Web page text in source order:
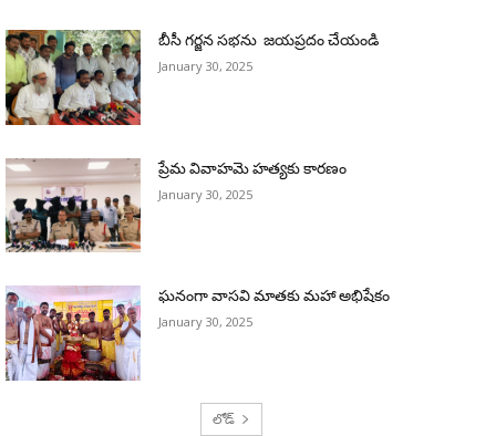
బీసీ గర్జన సభను జయప్రదం చేయండి
January 30, 2025
ప్రేమ వివాహమె హత్యకు కారణం
January 30, 2025
ఘనంగా వాసవి మాతకు మహా అభిషేకం
January 30, 2025
లోడ్